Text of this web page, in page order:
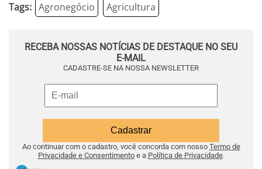
Tags: Agronegócio Agricultura
RECEBA NOSSAS NOTÍCIAS DE DESTAQUE NO SEU
E-MAIL
CADASTRE-SE NA NOSSA NEWSLETTER
Ao continuar com o cadastro, você concorda com nosso Termo de
Privacidade e Consentimentoe a Política de Privacidade.